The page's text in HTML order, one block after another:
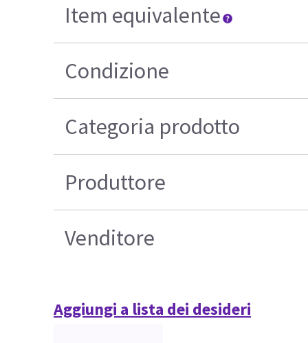
Item equivalente
Condizione
Categoria prodotto
Produttore
Venditore
Aggiungi a lista dei desideri